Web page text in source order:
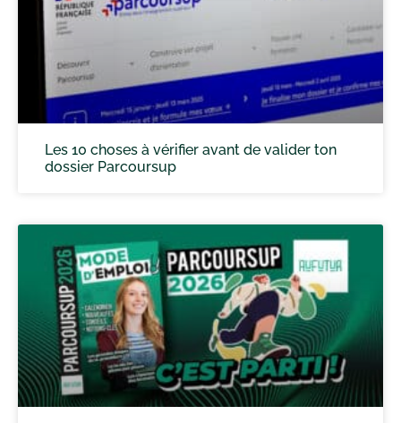
Les 10 choses à vérifier avant de valider ton
dossier Parcoursup